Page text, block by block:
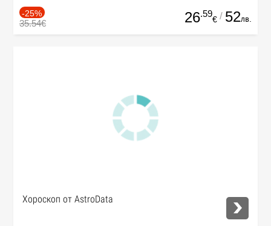
-25%
35.54€ 26.59
€ / 52лв.
Хороскоп от AstroData